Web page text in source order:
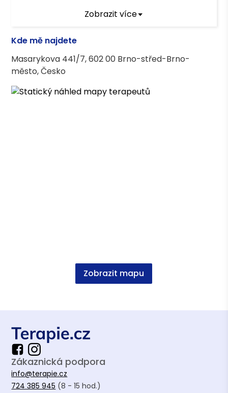
Polák, PhDr. Obuch
Teorie psychoanalytické psychoterapie -
ČSPAP
Psycholog ve zdravotnictví
Zobrazit více
Kde mě najdete
Masarykova 441/7, 602 00 Brno-střed-Brno-
město, Česko
Zobrazit mapu
Zákaznická podpora
info@terapie.cz
724 385 945 (8 - 15 hod.)